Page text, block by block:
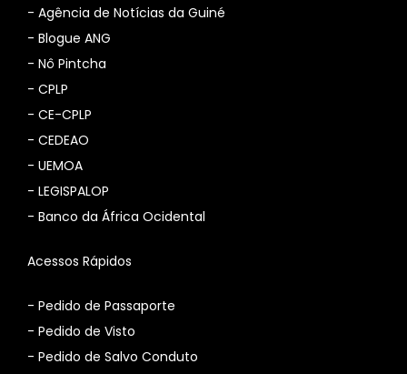
- Agência de Notícias da Guiné
- Blogue ANG
- Nô Pintcha
- CPLP
- CE-CPLP
- CEDEAO
- UEMOA
- LEGISPALOP
- Banco da África Ocidental
Acessos Rápidos
- Pedido de Passaporte
- Pedido de Visto
- Pedido de Salvo Conduto